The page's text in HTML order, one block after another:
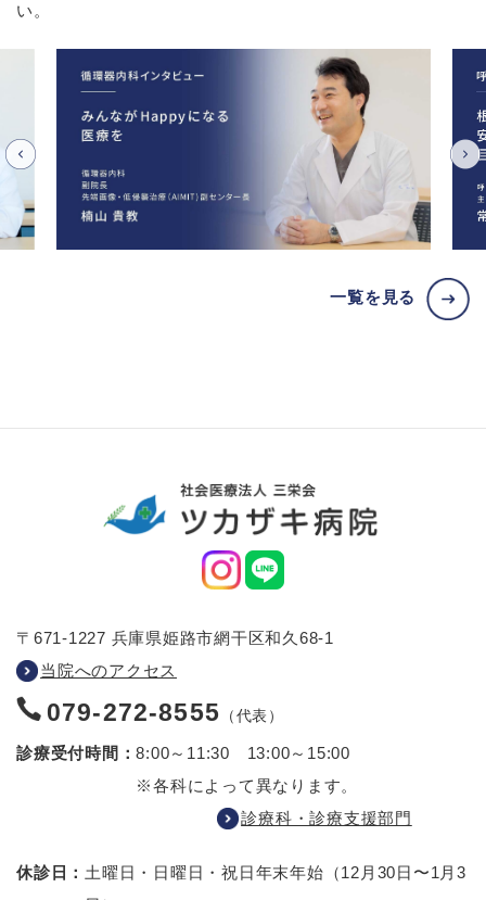
い。
一覧を見る
〒671-1227 兵庫県姫路市網干区和久68-1
当院へのアクセス
079-272-8555 （代表）
診療受付時間：8:00～11:30 13:00～15:00
※各科によって異なります。
診療科・診療支援部門
休診日： 土曜日・日曜日・祝日年末年始（12月30日〜1月3